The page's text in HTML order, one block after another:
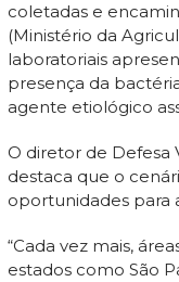
coletadas e
(Ministério da
laboratoriais
presença da
agente etiológico
O diretor de Defesa
destaca que o
oportunidades para
“Cada vez mais,
estados como São